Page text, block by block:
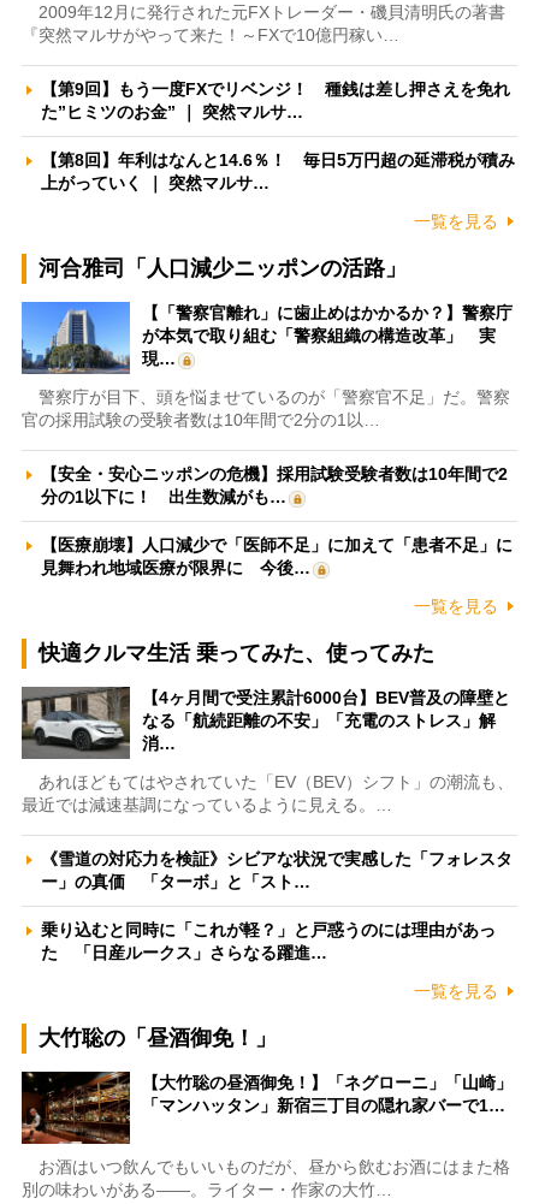
2009年12月に発行された元FXトレーダー・磯貝清明氏の著書
『突然マルサがやって来た！～FXで10億円稼い…
【第9回】もう一度FXでリベンジ！ 種銭は差し押さえを免れ
た”ヒミツのお金” ｜ 突然マルサ…
【第8回】年利はなんと14.6％！ 毎日5万円超の延滞税が積み
上がっていく ｜ 突然マルサ…
一覧を見る
河合雅司「人口減少ニッポンの活路」
【「警察官離れ」に歯止めはかかるか？】警察庁
が本気で取り組む「警察組織の構造改革」 実
現…
警察庁が目下、頭を悩ませているのが「警察官不足」だ。警察
官の採用試験の受験者数は10年間で2分の1以…
【安全・安心ニッポンの危機】採用試験受験者数は10年間で2
分の1以下に！ 出生数減がも…
【医療崩壊】人口減少で「医師不足」に加えて「患者不足」に
見舞われ地域医療が限界に 今後…
一覧を見る
快適クルマ生活 乗ってみた、使ってみた
【4ヶ月間で受注累計6000台】BEV普及の障壁と
なる「航続距離の不安」「充電のストレス」解
消…
あれほどもてはやされていた「EV（BEV）シフト」の潮流も、
最近では減速基調になっているように見える。…
《雪道の対応力を検証》シビアな状況で実感した「フォレスタ
ー」の真価 「ターボ」と「スト…
乗り込むと同時に「これが軽？」と戸惑うのには理由があっ
た 「日産ルークス」さらなる躍進…
一覧を見る
大竹聡の「昼酒御免！」
【大竹聡の昼酒御免！】「ネグローニ」「山崎」
「マンハッタン」新宿三丁目の隠れ家バーで1…
お酒はいつ飲んでもいいものだが、昼から飲むお酒にはまた格
別の味わいがある――。ライター・作家の大竹…